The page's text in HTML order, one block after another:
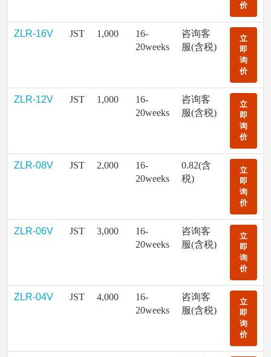
价
ZLR-16V JST 1,000
16-
20weeks
咨询客
服(含税)
立
即
询
价
ZLR-12V JST 1,000
16-
20weeks
咨询客
服(含税)
立
即
询
价
ZLR-08V JST 2,000
16-
20weeks
0.82(含
税)
立
即
询
价
ZLR-06V JST 3,000
16-
20weeks
咨询客
服(含税)
立
即
询
价
ZLR-04V JST 4,000
16-
20weeks
咨询客
服(含税)
立
即
询
价